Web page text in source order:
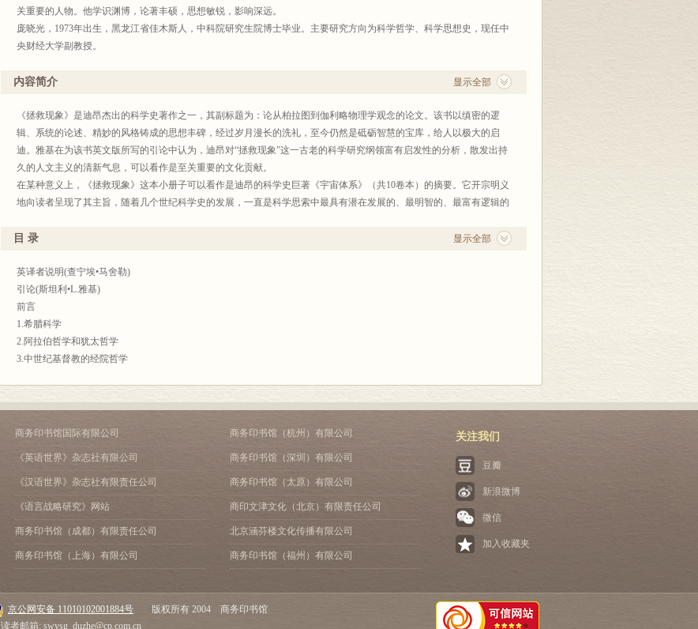
关重要的人物。他学识渊博，论著丰硕，思想敏锐，影响深远。
庞晓光，1973年出生，黑龙江省佳木斯人，中科院研究生院博士毕业。主要研究方向为科学哲学、科学思想史，现任中
央财经大学副教授。
显示全部
内容简介
《拯救现象》是迪昂杰出的科学史著作之一，其副标题为：论从柏拉图到伽利略物理学观念的论文。该书以缜密的逻
辑、系统的论述、精妙的风格铸成的思想丰碑，经过岁月漫长的洗礼，至今仍然是砥砺智慧的宝库，给人以极大的启
迪。雅基在为该书英文版所写的引论中认为，迪昂对“拯救现象”这一古老的科学研究纲领富有启发性的分析，散发出持
久的人文主义的清新气息，可以看作是至关重要的文化贡献。
在某种意义上，《拯救现象》这本小册子可以看作是迪昂的科学史巨著《宇宙体系》（共10卷本）的摘要。它开宗明义
地向读者呈现了其主旨，随着几个世纪科学史的发展，一直是科学思索中最具有潜在发展的、最明智的、最富有逻辑的
之最明智的以及最具逻辑的指导原则。它给我们提供了从柏拉图时代到伽利略时代，关于物理学（天文学）理论阐述的
显示全部
目 录
英译者说明(查宁埃•马舍勒)
引论(斯坦利•L.雅基)
前言
1.希腊科学
2.阿拉伯哲学和犹太哲学
3.中世纪基督教的经院哲学
6.从奥西安德尔的序言到格列高利历法改革
7.从格列高利历法改革到伽利略审判
索引
商务印书馆国际有限公司
《英语世界》杂志社有限公司
《汉语世界》杂志社有限责任公司
《语言战略研究》网站
商务印书馆（成都）有限责任公司
商务印书馆（上海）有限公司
商务印书馆（杭州）有限公司
商务印书馆（深圳）有限公司
商务印书馆（太原）有限公司
商印文津文化（北京）有限责任公司
北京涵芬楼文化传播有限公司
商务印书馆（福州）有限公司
关注我们
豆瓣
新浪微博
微信
加入收藏夹
京公网安备 11010102001884号
版权所有 2004 商务印书馆
读者邮箱: swysg_duzhe@cp.com.cn